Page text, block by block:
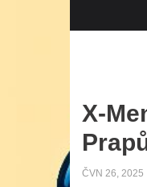
X-
ČVN 26, 2025